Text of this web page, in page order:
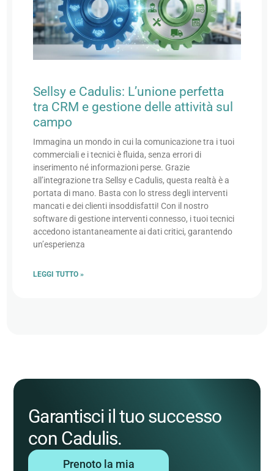
Sellsy e Cadulis: L’unione perfetta
tra CRM e gestione delle attività sul
campo
Immagina un mondo in cui la comunicazione tra i tuoi
commerciali e i tecnici è fluida, senza errori di
inserimento né informazioni perse. Grazie
all’integrazione tra Sellsy e Cadulis, questa realtà è a
portata di mano. Basta con lo stress degli interventi
mancati e dei clienti insoddisfatti! Con il nostro
software di gestione interventi connesso, i tuoi tecnici
accedono istantaneamente ai dati critici, garantendo
un’esperienza
LEGGI TUTTO »
Garantisci il tuo successo
con Cadulis.
Prenoto la mia